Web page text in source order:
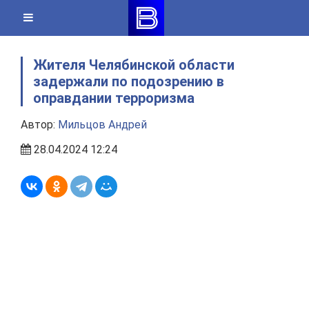
content
Жителя Челябинской области
задержали по подозрению в
оправдании терроризма
Автор: Мильцов Андрей
28.04.2024 12:24